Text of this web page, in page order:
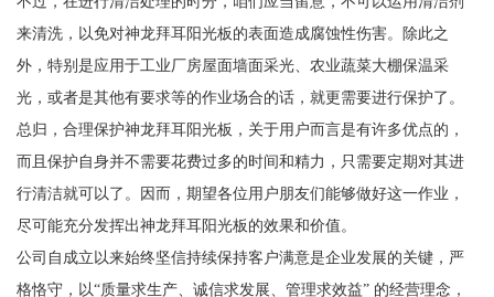
来清洗，以免对神龙拜耳阳光板的表面造成腐蚀性伤害。除此之
外，特别是应用于工业厂房屋面墙面采光、农业蔬菜大棚保温采
光，或者是其他有要求等的作业场合的话，就更需要进行保护了。
总归，合理保护神龙拜耳阳光板，关于用户而言是有许多优点的，
而且保护自身并不需要花费过多的时间和精力，只需要定期对其进
行清洁就可以了。因而，期望各位用户朋友们能够做好这一作业，
尽可能充分发挥出神龙拜耳阳光板的效果和价值。
公司自成立以来始终坚信持续保持客户满意是企业发展的关键，严
格恪守，以“质量求生产、诚信求发展、管理求效益” 的经营理念，